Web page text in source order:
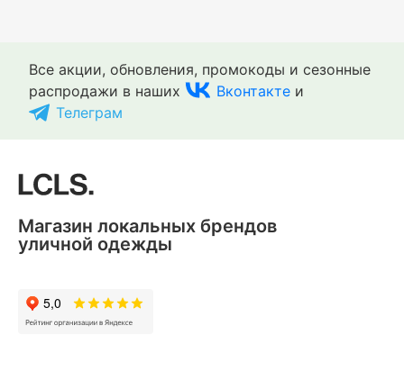
Все акции, обновления, промокоды и сезонные
распродажи в наших
Вконтакте и
Телеграм
Магазин локальных брендов
уличной одежды